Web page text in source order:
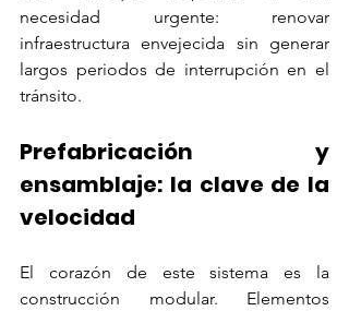
necesidad urgente: renovar
infraestructura envejecida sin generar
largos periodos de interrupción en el
tránsito.
Prefabricación y
ensamblaje: la clave de la
velocidad
El corazón de este sistema es la
construcción modular. Elementos